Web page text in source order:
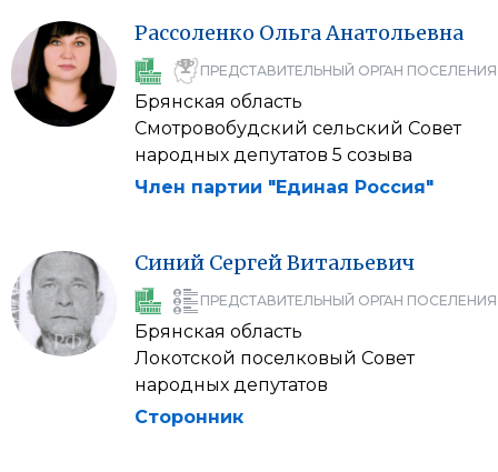
Рассоленко ОльгаАнатольевна
ПРЕДСТАВИТЕЛЬНЫЙ ОРГАН ПОСЕЛЕНИЯ
Брянская область
Смотровобудский сельский Совет
народных депутатов 5 созыва
Член партии "Единая Россия"
Синий СергейВитальевич
ПРЕДСТАВИТЕЛЬНЫЙ ОРГАН ПОСЕЛЕНИЯ
Брянская область
Локотской поселковый Совет
народных депутатов
Сторонник